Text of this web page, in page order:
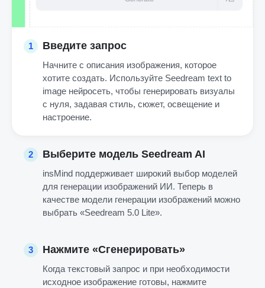
1 Введите запрос
Начните с описания изображения, которое
хотите создать. Используйте Seedream text to
image нейросеть, чтобы генерировать визуалы
с нуля, задавая стиль, сюжет, освещение и
настроение.
2 Выберите модель Seedream AI
insMind поддерживает широкий выбор моделей
для генерации изображений ИИ. Теперь в
качестве модели генерации изображений можно
выбрать «Seedream 5.0 Lite».
3 Нажмите «Сгенерировать»
Когда текстовый запрос и при необходимости
исходное изображение готовы, нажмите